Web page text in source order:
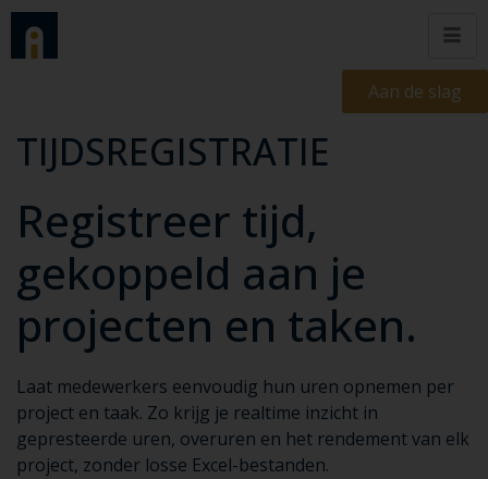
Aan de slag
TIJDSREGISTRATIE
Registreer tijd,
gekoppeld aan je
projecten en taken.
Laat medewerkers eenvoudig hun uren opnemen per
project en taak. Zo krijg je realtime inzicht in
gepresteerde uren, overuren en het rendement van elk
project, zonder losse Excel-bestanden.